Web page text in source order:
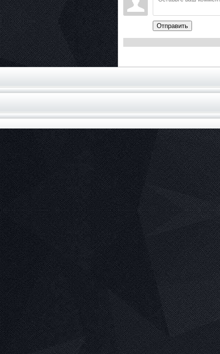
Отправить